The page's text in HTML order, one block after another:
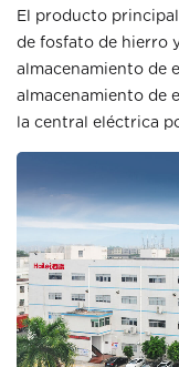
El producto
de fosfato de hierro
almacenamiento de
almacenamiento de
la central eléctrica
proporcionar
de baterías de
centrales eléctricas
La compañía tiene
paquetes de
la compañía utiliza
de producción MES